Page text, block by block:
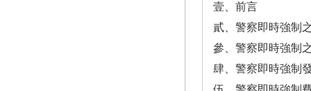
壹、前言
貳、警察即時強制
參、警察即時強制
肆、警察即時強制